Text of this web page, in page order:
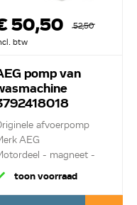
50,50
52,50
btw
pomp van
afvoerpomp
AEG
- magneet -
met 3 ...
toon voorraad